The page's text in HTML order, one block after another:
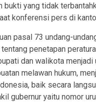
yang tidak
konferensi pers di
pasal 73 undang-
penetapan
dan walikota
melawan hukum,
baik secara
gubernur yaitu nomor